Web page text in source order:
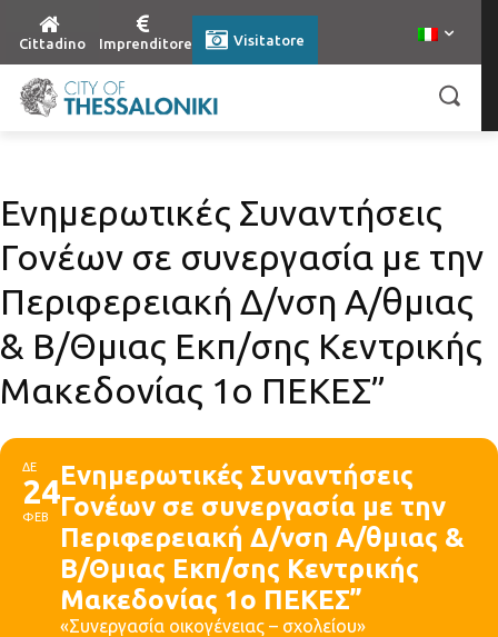
Cittadino Imprenditore Visitatore
Ενημερωτικές Συναντήσεις
Γονέων σε συνεργασία με την
Περιφερειακή Δ/νση Α/θμιας
& Β/Θμιας Εκπ/σης Κεντρικής
Μακεδονίας 1ο ΠΕΚΕΣ”
ΔΕ
24
ΦΕΒ
Ενημερωτικές Συναντήσεις
Γονέων σε συνεργασία με την
Περιφερειακή Δ/νση Α/θμιας &
Β/Θμιας Εκπ/σης Κεντρικής
Μακεδονίας 1ο ΠΕΚΕΣ”
«Συνεργασία οικογένειας – σχολείου»